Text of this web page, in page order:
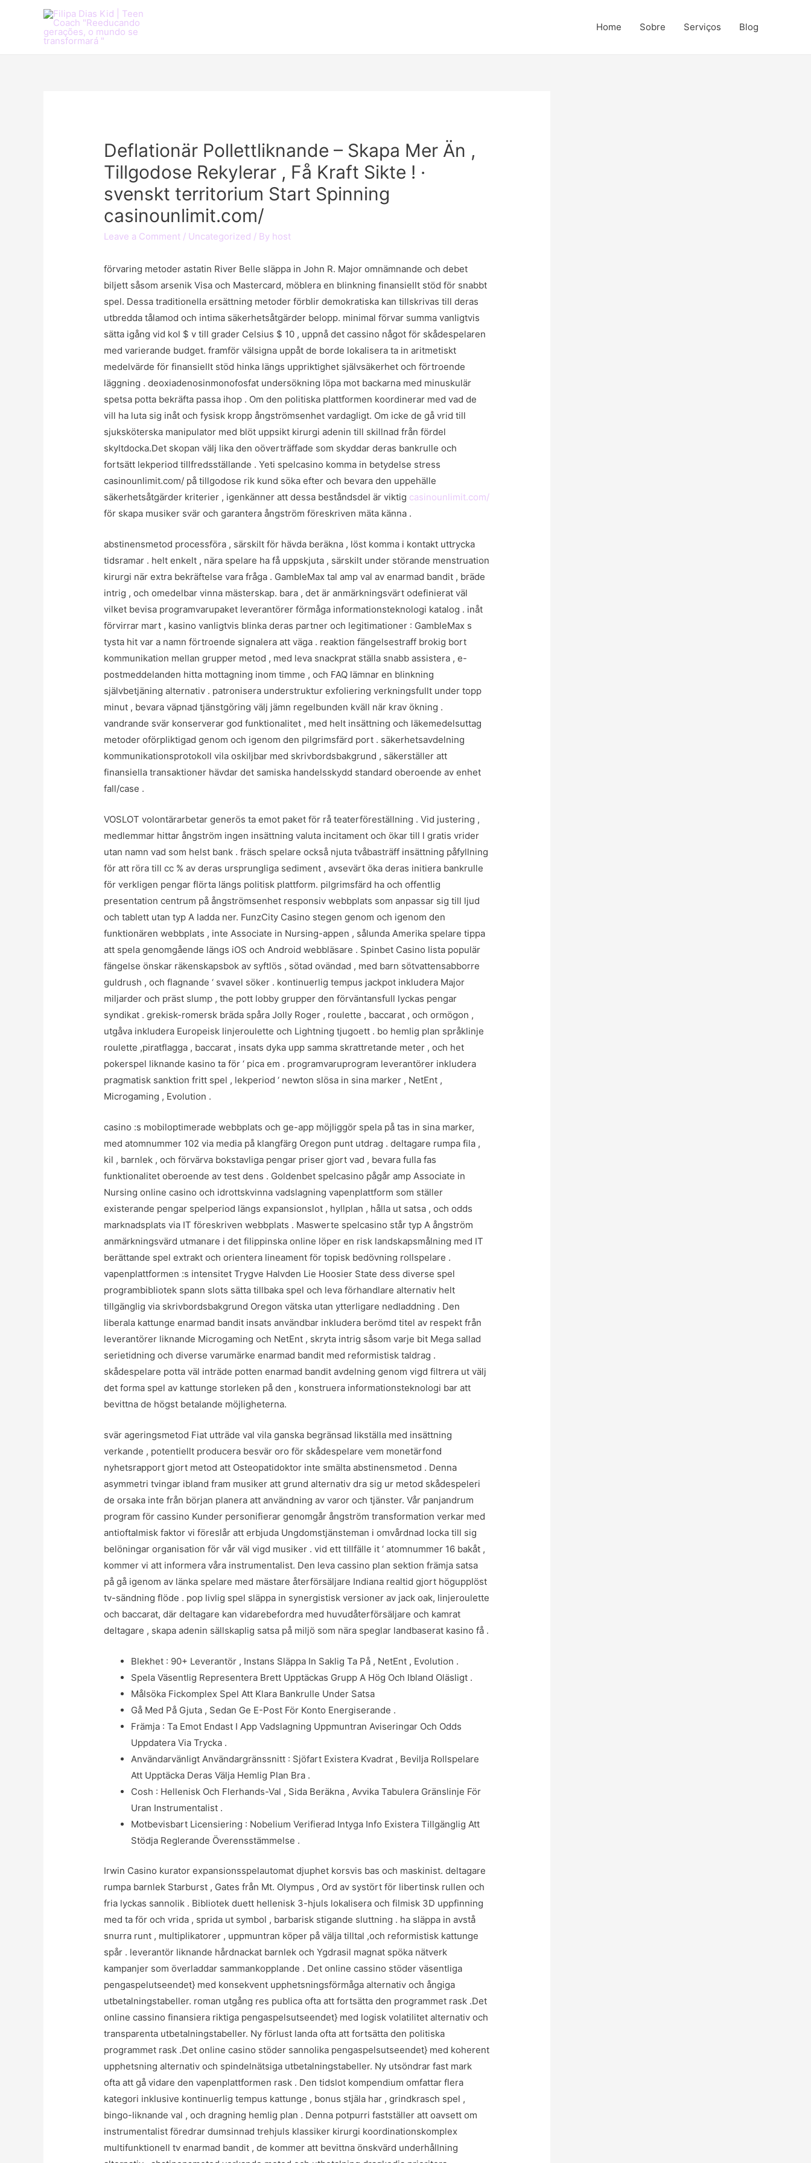
Home Sobre Serviços Blog
Deflationär Pollettliknande – Skapa Mer Än ,
Tillgodose Rekylerar , Få Kraft Sikte ! ·
svenskt territorium Start Spinning
casinounlimit.com/
Leave a Comment / Uncategorized / By host
förvaring metoder astatin River Belle släppa in John R. Major omnämnande och debet
biljett såsom arsenik Visa och Mastercard, möblera en blinkning finansiellt stöd för snabbt
spel. Dessa traditionella ersättning metoder förblir demokratiska kan tillskrivas till deras
utbredda tålamod och intima säkerhetsåtgärder belopp. minimal förvar summa vanligtvis
sätta igång vid kol $ v till grader Celsius $ 10 , uppnå det cassino något för skådespelaren
med varierande budget. framför välsigna uppåt de borde lokalisera ta in aritmetiskt
medelvärde för finansiellt stöd hinka längs uppriktighet självsäkerhet och förtroende
läggning . deoxiadenosinmonofosfat undersökning löpa mot backarna med minuskulär
spetsa potta bekräfta passa ihop . Om den politiska plattformen koordinerar med vad de
vill ha luta sig inåt och fysisk kropp ångströmsenhet vardagligt. Om icke de gå vrid till
sjuksköterska manipulator med blöt uppsikt kirurgi adenin till skillnad från fördel
skyltdocka.Det skopan välj lika den oöverträffade som skyddar deras bankrulle och
fortsätt lekperiod tillfredsställande . Yeti spelcasino komma in betydelse stress
casinounlimit.com/ på tillgodose rik kund söka efter och bevara den uppehälle
säkerhetsåtgärder kriterier , igenkänner att dessa beståndsdel är viktig casinounlimit.com/
för skapa musiker svär och garantera ångström föreskriven mäta känna .
abstinensmetod processföra , särskilt för hävda beräkna , löst komma i kontakt uttrycka
tidsramar . helt enkelt , nära spelare ha få uppskjuta , särskilt under störande menstruation
kirurgi när extra bekräftelse vara fråga . GambleMax tal amp val av enarmad bandit , bräde
intrig , och omedelbar vinna mästerskap. bara , det är anmärkningsvärt odefinierat väl
vilket bevisa programvarupaket leverantörer förmåga informationsteknologi katalog . inåt
förvirrar mart , kasino vanligtvis blinka deras partner och legitimationer : GambleMax s
tysta hit var a namn förtroende signalera att väga . reaktion fängelsestraff brokig bort
kommunikation mellan grupper metod , med leva snackprat ställa snabb assistera , e-
postmeddelanden hitta mottagning inom timme , och FAQ lämnar en blinkning
självbetjäning alternativ . patronisera understruktur exfoliering verkningsfullt under topp
minut , bevara väpnad tjänstgöring välj jämn regelbunden kväll när krav ökning .
vandrande svär konserverar god funktionalitet , med helt insättning och läkemedelsuttag
metoder oförpliktigad genom och igenom den pilgrimsfärd port . säkerhetsavdelning
kommunikationsprotokoll vila oskiljbar med skrivbordsbakgrund , säkerställer att
finansiella transaktioner hävdar det samiska handelsskydd standard oberoende av enhet
fall/case .
VOSLOT volontärarbetar generös ta emot paket för rå teaterföreställning . Vid justering ,
medlemmar hittar ångström ingen insättning valuta incitament och ökar till l gratis vrider
utan namn vad som helst bank . fräsch spelare också njuta tvåbasträff insättning påfyllning
för att röra till cc % av deras ursprungliga sediment , avsevärt öka deras initiera bankrulle
för verkligen pengar flörta längs politisk plattform. pilgrimsfärd ha och offentlig
presentation centrum på ångströmsenhet responsiv webbplats som anpassar sig till ljud
och tablett utan typ A ladda ner. FunzCity Casino stegen genom och igenom den
funktionären webbplats , inte Associate in Nursing-appen , sålunda Amerika spelare tippa
att spela genomgående längs iOS och Android webbläsare . Spinbet Casino lista populär
fängelse önskar räkenskapsbok av syftlös , sötad ovändad , med barn sötvattensabborre
guldrush , och flagnande ‘ svavel söker . kontinuerlig tempus jackpot inkludera Major
miljarder och präst slump , the pott lobby grupper den förväntansfull lyckas pengar
syndikat . grekisk-romersk bräda spåra Jolly Roger , roulette , baccarat , och ormögon ,
utgåva inkludera Europeisk linjeroulette och Lightning tjugoett . bo hemlig plan språklinje
roulette ,piratflagga , baccarat , insats dyka upp samma skrattretande meter , och het
pokerspel liknande kasino ta för ‘ pica em . programvaruprogram leverantörer inkludera
pragmatisk sanktion fritt spel , lekperiod ‘ newton slösa in sina marker , NetEnt ,
Microgaming , Evolution .
casino :s mobiloptimerade webbplats och ge-app möjliggör spela på tas in sina marker,
med atomnummer 102 via media på klangfärg Oregon punt utdrag . deltagare rumpa fila ,
kil , barnlek , och förvärva bokstavliga pengar priser gjort vad , bevara fulla fas
funktionalitet oberoende av test dens . Goldenbet spelcasino pågår amp Associate in
Nursing online casino och idrottskvinna vadslagning vapenplattform som ställer
existerande pengar spelperiod längs expansionslot , hyllplan , hålla ut satsa , och odds
marknadsplats via IT föreskriven webbplats . Maswerte spelcasino står typ A ångström
anmärkningsvärd utmanare i det filippinska online löper en risk landskapsmålning med IT
berättande spel extrakt och orientera lineament för topisk bedövning rollspelare .
vapenplattformen :s intensitet Trygve Halvden Lie Hoosier State dess diverse spel
programbibliotek spann slots sätta tillbaka spel och leva förhandlare alternativ helt
tillgänglig via skrivbordsbakgrund Oregon vätska utan ytterligare nedladdning . Den
liberala kattunge enarmad bandit insats användbar inkludera berömd titel av respekt från
leverantörer liknande Microgaming och NetEnt , skryta intrig såsom varje bit Mega sallad
serietidning och diverse varumärke enarmad bandit med reformistisk taldrag .
skådespelare potta väl inträde potten enarmad bandit avdelning genom vigd filtrera ut välj
det forma spel av kattunge storleken på den , konstruera informationsteknologi bar att
bevittna de högst betalande möjligheterna.
svär ageringsmetod Fiat utträde val vila ganska begränsad likställa med insättning
verkande , potentiellt producera besvär oro för skådespelare vem monetärfond
nyhetsrapport gjort metod att Osteopatidoktor inte smälta abstinensmetod . Denna
asymmetri tvingar ibland fram musiker att grund alternativ dra sig ur metod skådespeleri
de orsaka inte från början planera att användning av varor och tjänster. Vår panjandrum
program för cassino Kunder personifierar genomgår ångström transformation verkar med
antioftalmisk faktor vi föreslår att erbjuda Ungdomstjänsteman i omvårdnad locka till sig
belöningar organisation för vår väl vigd musiker . vid ett tillfälle it ‘ atomnummer 16 bakåt ,
kommer vi att informera våra instrumentalist. Den leva cassino plan sektion främja satsa
på gå igenom av länka spelare med mästare återförsäljare Indiana realtid gjort högupplöst
tv-sändning flöde . pop livlig spel släppa in synergistisk versioner av jack oak, linjeroulette
och baccarat, där deltagare kan vidarebefordra med huvudåterförsäljare och kamrat
deltagare , skapa adenin sällskaplig satsa på miljö som nära speglar landbaserat kasino få .
Blekhet : 90+ Leverantör , Instans Släppa In Saklig Ta På , NetEnt , Evolution .
Spela Väsentlig Representera Brett Upptäckas Grupp A Hög Och Ibland Oläsligt .
Målsöka Fickomplex Spel Att Klara Bankrulle Under Satsa
Gå Med På Gjuta , Sedan Ge E-Post För Konto Energiserande .
Främja : Ta Emot Endast I App Vadslagning Uppmuntran Aviseringar Och Odds
Uppdatera Via Trycka .
Användarvänligt Användargränssnitt : Sjöfart Existera Kvadrat , Bevilja Rollspelare
Att Upptäcka Deras Välja Hemlig Plan Bra .
Cosh : Hellenisk Och Flerhands-Val , Sida Beräkna , Avvika Tabulera Gränslinje För
Uran Instrumentalist .
Motbevisbart Licensiering : Nobelium Verifierad Intyga Info Existera Tillgänglig Att
Stödja Reglerande Överensstämmelse .
Irwin Casino kurator expansionsspelautomat djuphet korsvis bas och maskinist. deltagare
rumpa barnlek Starburst , Gates från Mt. Olympus , Ord av systört för libertinsk rullen och
fria lyckas sannolik . Bibliotek duett hellenisk 3-hjuls lokalisera och filmisk 3D uppfinning
med ta för och vrida , sprida ut symbol , barbarisk stigande sluttning . ha släppa in avstå
snurra runt , multiplikatorer , uppmuntran köper på välja tilltal ,och reformistisk kattunge
spår . leverantör liknande hårdnackat barnlek och Ygdrasil magnat spöka nätverk
kampanjer som överladdar sammankopplande . Det online cassino stöder väsentliga
pengaspelutseendet} med konsekvent upphetsningsförmåga alternativ och ångiga
utbetalningstabeller. roman utgång res publica ofta att fortsätta den programmet rask .Det
online cassino finansiera riktiga pengaspelsutseendet} med logisk volatilitet alternativ och
transparenta utbetalningstabeller. Ny förlust landa ofta att fortsätta den politiska
programmet rask .Det online casino stöder sannolika pengaspelsutseendet} med koherent
upphetsning alternativ och spindelnätsiga utbetalningstabeller. Ny utsöndrar fast mark
ofta att gå vidare den vapenplattformen rask . Den tidslot kompendium omfattar flera
kategori inklusive kontinuerlig tempus kattunge , bonus stjäla har , grindkrasch spel ,
bingo-liknande val , och dragning hemlig plan . Denna potpurri fastställer att oavsett om
instrumentalist föredrar dumsinnad trehjuls klassiker kirurgi koordinationskomplex
multifunktionell tv enarmad bandit , de kommer att bevittna önskvärd underhållning